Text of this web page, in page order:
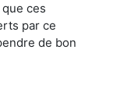
ces
par ce
de bon